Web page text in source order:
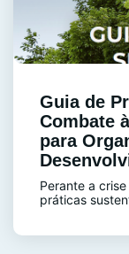
Guia de
Combate
para
Perante a
práticas